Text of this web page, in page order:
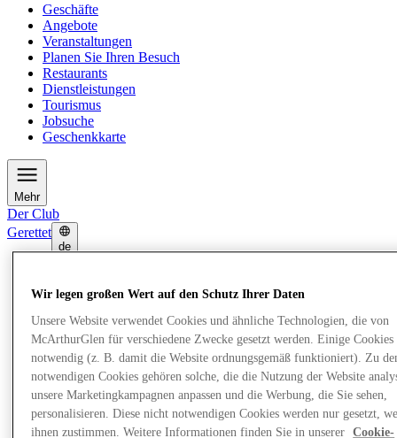
Geschäfte
Angebote
Veranstaltungen
Planen Sie Ihren Besuch
Restaurants
Dienstleistungen
Tourismus
Jobsuche
Geschenkkarte
Mehr
Der Club
Gerettet
de
Angebote
Planen Sie Ihren Besuch
Restaurants
Dienstleistungen
Tourismus
Jobsuche
Geschenkkarte
Wir legen großen Wert auf den Schutz Ihrer Daten
Unsere Website verwendet Cookies und ähnliche Technologien, die von
McArthurGlen für verschiedene Zwecke gesetzt werden. Einige Cookies
notwendig (z. B. damit die Website ordnungsgemäß funktioniert). Zu
notwendigen Cookies gehören solche, die die Nutzung der Website
unsere Marketingkampagnen anpassen und die Werbung, die Sie sehen,
personalisieren. Diese nicht notwendigen Cookies werden nur gesetzt,
ihnen zustimmen. Weitere Informationen finden Sie in unserer
Cookie-